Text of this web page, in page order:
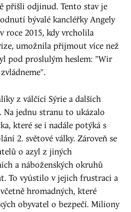
přišli odjinud. Tento stav je
bývalé kancléřky Angely
roce 2015, kdy vrcholila
umožnila přijmout více než
pod proslulým heslem: "Wir
z válčící Sýrie a dalších
jednu stranu to ukázalo
které se i nadále potýká s
2. světové války. Zároveň se
o azyl z jiných
a náboženských okruhů
To vyústilo v jejich frustraci a
hromadných, které
obyvatel o bezpečí. Miliony